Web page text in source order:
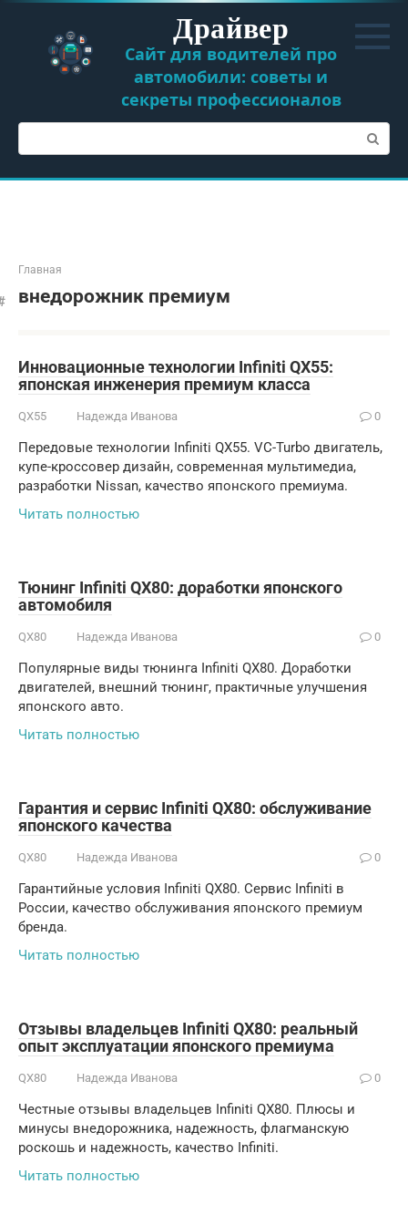
Перейти
контенту
Драйвер
Сайт для водителей про
автомобили: советы и
секреты профессионалов
Поиск:
Главная
внедорожник премиум
Инновационные технологии Infiniti QX55:
японская инженерия премиум класса
QX55 Надежда Иванова 0
Передовые технологии Infiniti QX55. VC-Turbo двигатель,
купе-кроссовер дизайн, современная мультимедиа,
разработки Nissan, качество японского премиума.
Читать полностью
Тюнинг Infiniti QX80: доработки японского
автомобиля
QX80 Надежда Иванова 0
Популярные виды тюнинга Infiniti QX80. Доработки
двигателей, внешний тюнинг, практичные улучшения
японского авто.
Читать полностью
Гарантия и сервис Infiniti QX80: обслуживание
японского качества
QX80 Надежда Иванова 0
Гарантийные условия Infiniti QX80. Сервис Infiniti в
России, качество обслуживания японского премиум
бренда.
Читать полностью
Отзывы владельцев Infiniti QX80: реальный
опыт эксплуатации японского премиума
QX80 Надежда Иванова 0
Честные отзывы владельцев Infiniti QX80. Плюсы и
минусы внедорожника, надежность, флагманскую
роскошь и надежность, качество Infiniti.
Читать полностью